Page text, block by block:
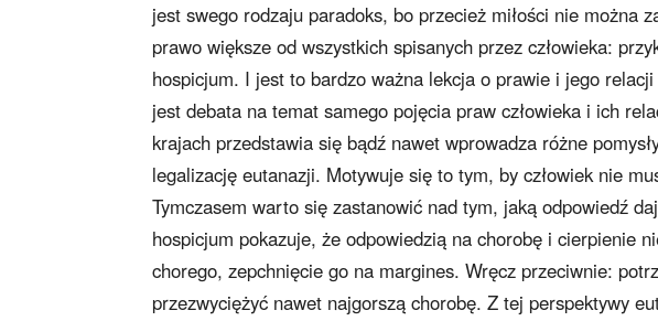
jest swego rodzaju paradoks, bo przecież miłości nie można
prawo większe od wszystkich spisanych przez człowieka:
hospicjum. I jest to bardzo ważna lekcja o prawie i jego
jest debata na temat samego pojęcia praw człowieka i ich
krajach przedstawia się bądź nawet wprowadza różne
legalizację eutanazji. Motywuje się to tym, by człowiek nie
Tymczasem warto się zastanowić nad tym, jaką odpowiedź
hospicjum pokazuje, że odpowiedzią na chorobę i cierpienie
chorego, zepchnięcie go na margines. Wręcz przeciwnie:
przezwyciężyć nawet najgorszą chorobę. Z tej perspektywy